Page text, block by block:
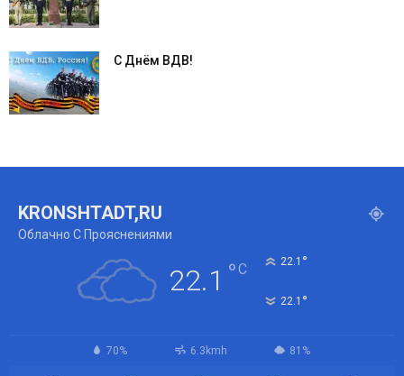
С Днём ВДВ!
KRONSHTADT,RU
Облачно С Прояснениями
22.1 °C 22.1 °
22.1 °
70% 6.3kmh 81%